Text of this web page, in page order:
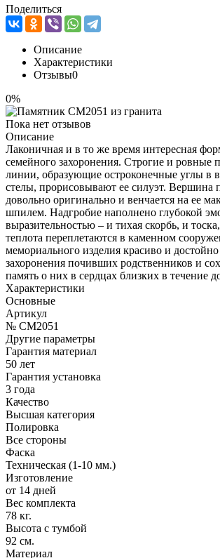
Поделиться
Описание
Характеристики
Отзывы0
0%
Пока нет отзывов
Описание
Лаконичная и в то же время интересная
семейного захоронения. Строгие и ровные
линии, образующие остроконечные углы в
стелы, прорисовывают ее силуэт. Вершина
довольно оригинально и венчается на ее
шпилем. Надгробие наполнено глубокой
выразительностью – и тихая скорбь, и
теплота переплетаются в каменном
мемориального изделия красиво и
захоронения почивших родственников и
память о них в сердцах близких в течение
Характеристики
Основные
Артикул
№ CM2051
Другие параметры
Гарантия материал
50 лет
Гарантия установка
3 года
Качество
Высшая категория
Полировка
Все стороны
Фаска
Техническая (1-10 мм.)
Изготовление
от 14 дней
Вес комплекта
78 кг.
Высота с тумбой
92 см.
Материал